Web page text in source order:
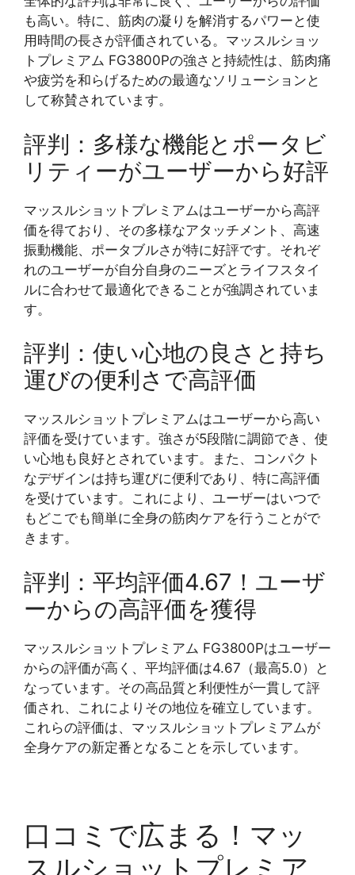
も高い。特に、筋肉の凝りを解消するパワーと使
用時間の長さが評価されている。マッスルショッ
トプレミアム FG3800Pの強さと持続性は、筋肉痛
や疲労を和らげるための最適なソリューションと
して称賛されています。
評判：多様な機能とポータビ
リティーがユーザーから好評
マッスルショットプレミアムはユーザーから高評
価を得ており、その多様なアタッチメント、高速
振動機能、ポータブルさが特に好評です。それぞ
れのユーザーが自分自身のニーズとライフスタイ
ルに合わせて最適化できることが強調されていま
す。
評判：使い心地の良さと持ち
運びの便利さで高評価
マッスルショットプレミアムはユーザーから高い
評価を受けています。強さが5段階に調節でき、使
い心地も良好とされています。また、コンパクト
なデザインは持ち運びに便利であり、特に高評価
を受けています。これにより、ユーザーはいつで
もどこでも簡単に全身の筋肉ケアを行うことがで
きます。
評判：平均評価4.67！ユーザ
ーからの高評価を獲得
マッスルショットプレミアム FG3800Pはユーザー
からの評価が高く、平均評価は4.67（最高5.0）と
なっています。その高品質と利便性が一貫して評
価され、これによりその地位を確立しています。
これらの評価は、マッスルショットプレミアムが
全身ケアの新定番となることを示しています。
口コミで広まる！マッ
スルショットプレミア